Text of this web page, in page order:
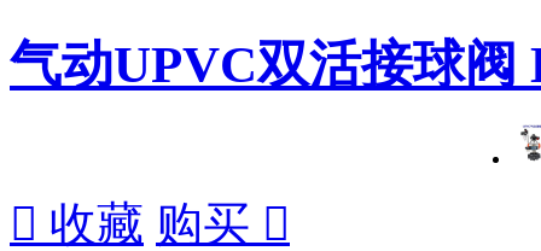
气动UPVC双活接球阀
 收藏 购买 